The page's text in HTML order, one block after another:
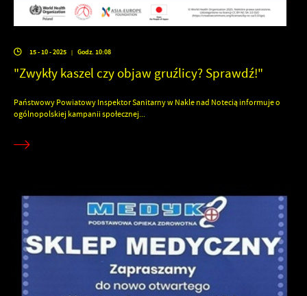
15 - 10 - 2025 | Godz. 10:08
"Zwykły kaszel czy objaw gruźlicy? Sprawdź!"
Państwowy Powiatowy Inspektor Sanitarny w Nakle nad Notecią informuje o
ogólnopolskiej kampanii społecznej...